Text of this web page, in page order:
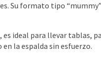
Su formato tipo
es ideal para llevar
la espalda sin esfuerzo.